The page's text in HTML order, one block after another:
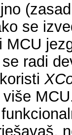
se
MCU
radi